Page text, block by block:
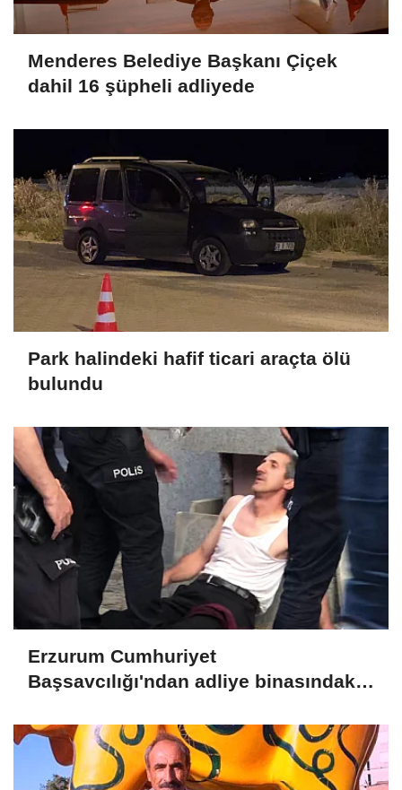
Menderes Belediye Başkanı Çiçek
dahil 16 şüpheli adliyede
Park halindeki hafif ticari araçta ölü
bulundu
Erzurum Cumhuriyet
Başsavcılığı'ndan adliye binasındaki